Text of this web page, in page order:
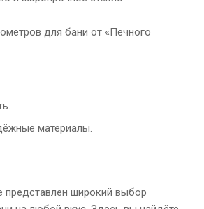
для бани от «Печного
материалы.
представлен широкий выбор